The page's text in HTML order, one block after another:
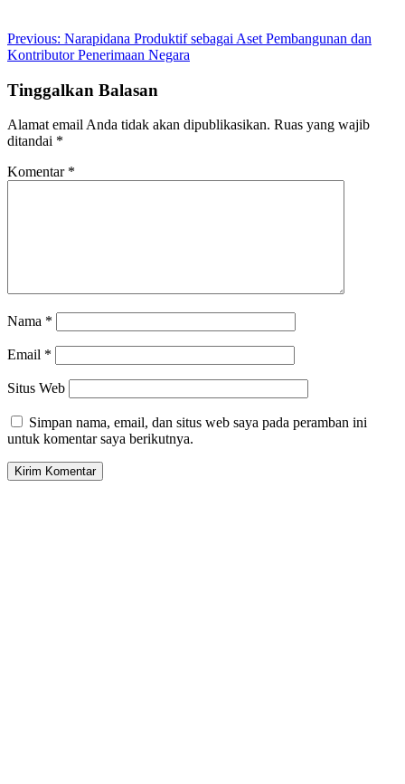
Post
navigation
Previous: Narapidana Produktif sebagai Aset Pembangunan dan
Kontributor Penerimaan Negara
Tinggalkan Balasan
Alamat email Anda tidak akan dipublikasikan. Ruas yang wajib
ditandai *
Komentar *
Nama *
Email *
Situs Web
Simpan nama, email, dan situs web saya pada peramban ini
untuk komentar saya berikutnya.